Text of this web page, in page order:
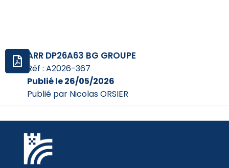
ARR DP26A63 BG GROUPE
Réf : A2026-367
Publié le 26/05/2026
Publié par Nicolas ORSIER